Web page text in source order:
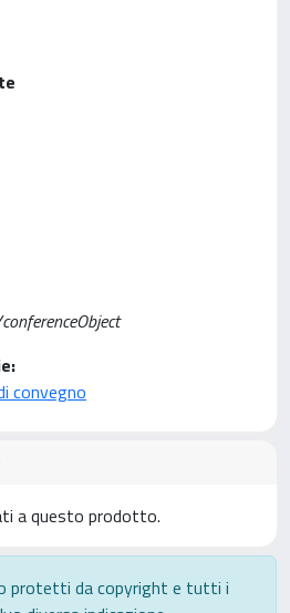
convegno
a questo prodotto.
protetti da copyright e tutti i